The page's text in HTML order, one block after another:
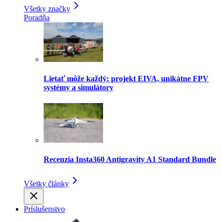
Všetky značky
Poradňa
Lietať môže každý: projekt EIVA, unikátne FPV
systémy a simulátory
Recenzia Insta360 Antigravity A1 Standard Bundle
Všetky články
Príslušenstvo